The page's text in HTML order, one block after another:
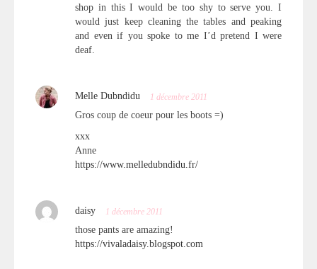
shop in this I would be too shy to serve you. I
would just keep cleaning the tables and peaking
and even if you spoke to me I’d pretend I were
deaf.
Melle Dubndidu 1 décembre 2011
Gros coup de coeur pour les boots =)
xxx
Anne
https://www.melledubndidu.fr/
daisy 1 décembre 2011
those pants are amazing!
https://vivaladaisy.blogspot.com